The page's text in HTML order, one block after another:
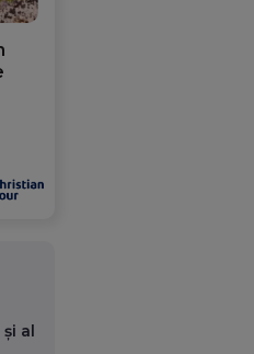
al